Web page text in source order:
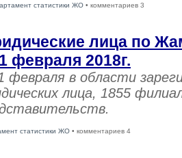
статистики ЖО • комментариев 3
лица по
февраля 2018г.
февраля в области
лица, 1855
статистики ЖО • комментариев 4